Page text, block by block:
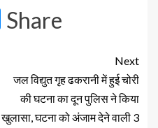
Messenger
Share
Next
जल विद्युत गृह ढकरानी में हुई चोरी
की घटना का दून पुलिस ने किया
खुलासा, घटना को अंजाम देने वाली 3